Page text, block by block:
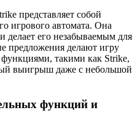
представляет собой
игрового автомата. Она
делает его незабываемым для
предложения делают игру
такими как Strike,
выигрыш даже с небольшой
функций и